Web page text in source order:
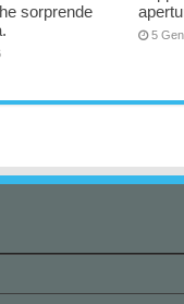
sorprende
5